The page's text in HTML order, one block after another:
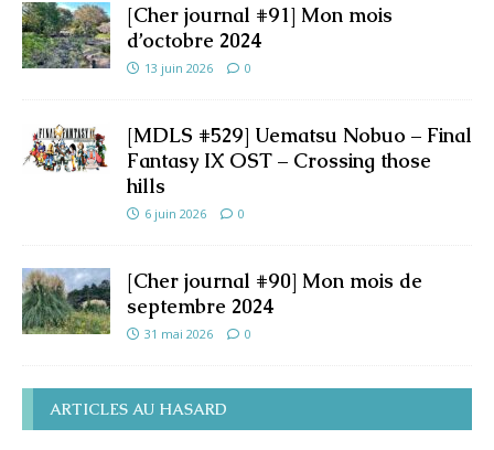
[Cher journal #91] Mon mois
d’octobre 2024
13 juin 2026 0
[MDLS #529] Uematsu Nobuo – Final
Fantasy IX OST – Crossing those
hills
6 juin 2026 0
[Cher journal #90] Mon mois de
septembre 2024
31 mai 2026 0
ARTICLES AU HASARD